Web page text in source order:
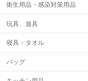
衛生用品・感染対策用品
玩具、遊具
寝具・タオル
バッグ